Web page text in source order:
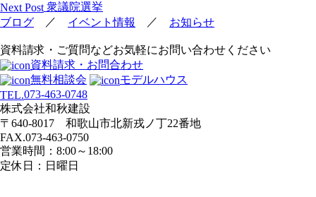
Next Post 衆議院選挙
ブログ ／ イベント情報 ／ お知らせ
資料請求・ご質問などお気軽にお問い合わせください
資料請求・お問合わせ
無料相談会
モデルハウス
TEL.073-463-0748
株式会社和秋建設
〒640-8017 和歌山市北新戎ノ丁22番地
FAX.073-463-0750
営業時間：8:00～18:00
定休日：日曜日